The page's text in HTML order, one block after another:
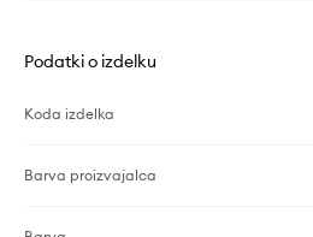
Podatki o izdelku
Koda izdelka
Barva proizvajalca